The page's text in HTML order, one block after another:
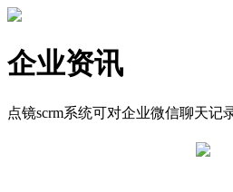
企业资讯
点镜scrm系统可对企业微信聊天记